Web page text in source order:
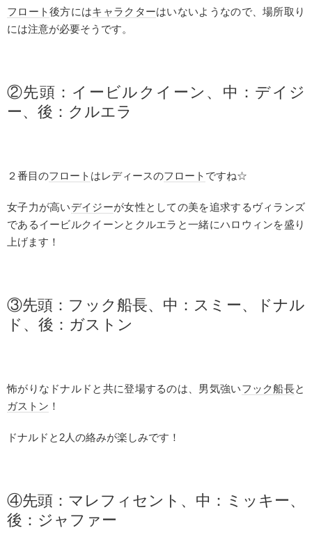
フロート後方にはキャラクターはいないようなので、場所取り
には注意が必要そうです。
②先頭：イービルクイーン、中： デイジ
ー、後：クルエラ
２番目のフロート はレディースのフロート ですね☆
女子力が高いデイジーが女性としての美を追求するヴィランズ
であるイービルクイーンとクルエラと一緒にハロウィンを盛り
上げます！
③先頭： フック船長、中：スミー、ドナル
ド、後： ガストン
怖がりなドナルドと共に登場するのは、男気強いフック船長と
ガストン ！
ドナルドと2人の絡みが楽しみです！
④先頭： マレフィセント 、中：ミッキー、
後：ジャファー